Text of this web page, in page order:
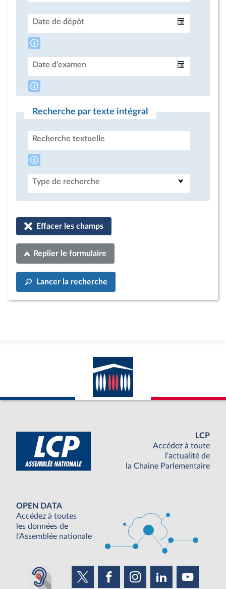
Date de dépôt
Date d'examen
Recherche par texte intégral
Recherche textuelle
Type de recherche
Effacer les champs
Replier le formulaire
Lancer la recherche
LCP
Accédez à toute
l'actualité de
la Chaine Parlementaire
OPEN DATA
Accédez à toutes
les données de
l'Assemblée nationale